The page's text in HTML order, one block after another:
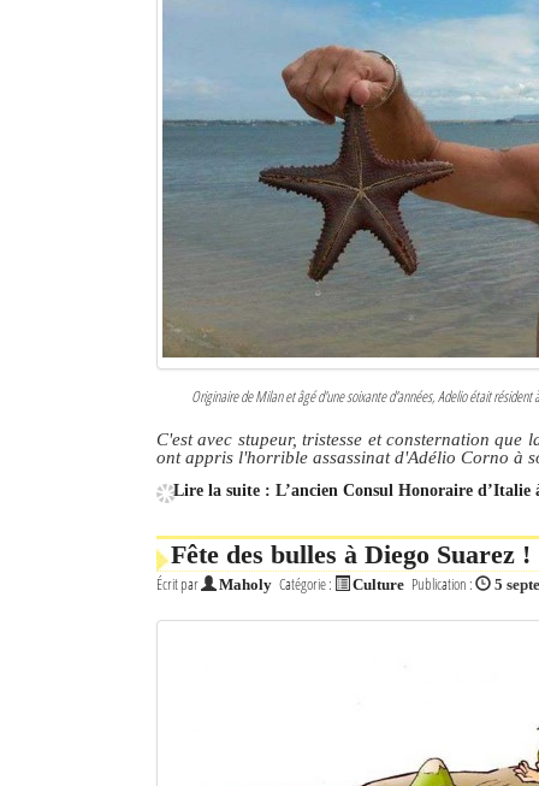
Mot de passe oublié ?
Originaire de Milan et âgé d'une soixante d'années, Adelio était
C'est avec stupeur, tristesse et consternation que
ont appris l'horrible assassinat d'Adélio Corno à
Lire la suite : L’ancien Consul Honoraire d’Italie
Fête des bulles à Diego Suarez !
Écrit par Maholy Catégorie : Culture Publication : 5